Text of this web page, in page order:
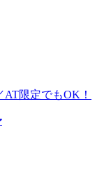
限定でもOK！